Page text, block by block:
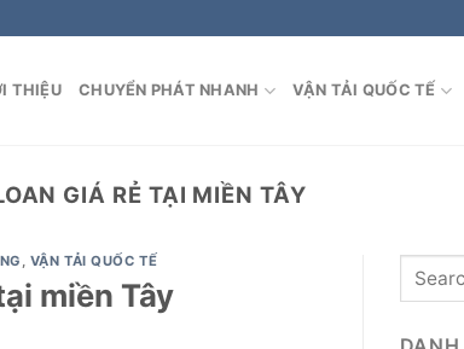
THIỆU CHUYỂN PHÁT NHANH VẬN TẢI QUỐC TẾ
GIÁ RẺ TẠI MIỀN TÂY
, VẬN TẢI QUỐC TẾ
miền Tây